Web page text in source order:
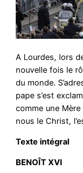
A Lourdes, lors
nouvelle fois le
du monde.
pape s’est
comme une
nous le Christ,
Texte intégral
BENOÎT XVI